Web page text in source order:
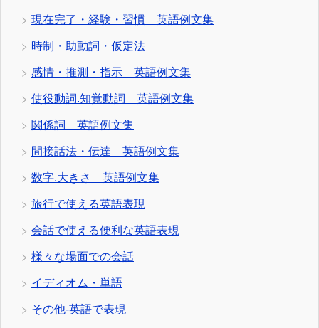
現在完了・経験・習慣 英語例文集
時制・助動詞・仮定法
感情・推測・指示 英語例文集
使役動詞.知覚動詞 英語例文集
関係詞 英語例文集
間接話法・伝達 英語例文集
数字.大きさ 英語例文集
旅行で使える英語表現
会話で使える便利な英語表現
様々な場面での会話
イディオム・単語
その他-英語で表現